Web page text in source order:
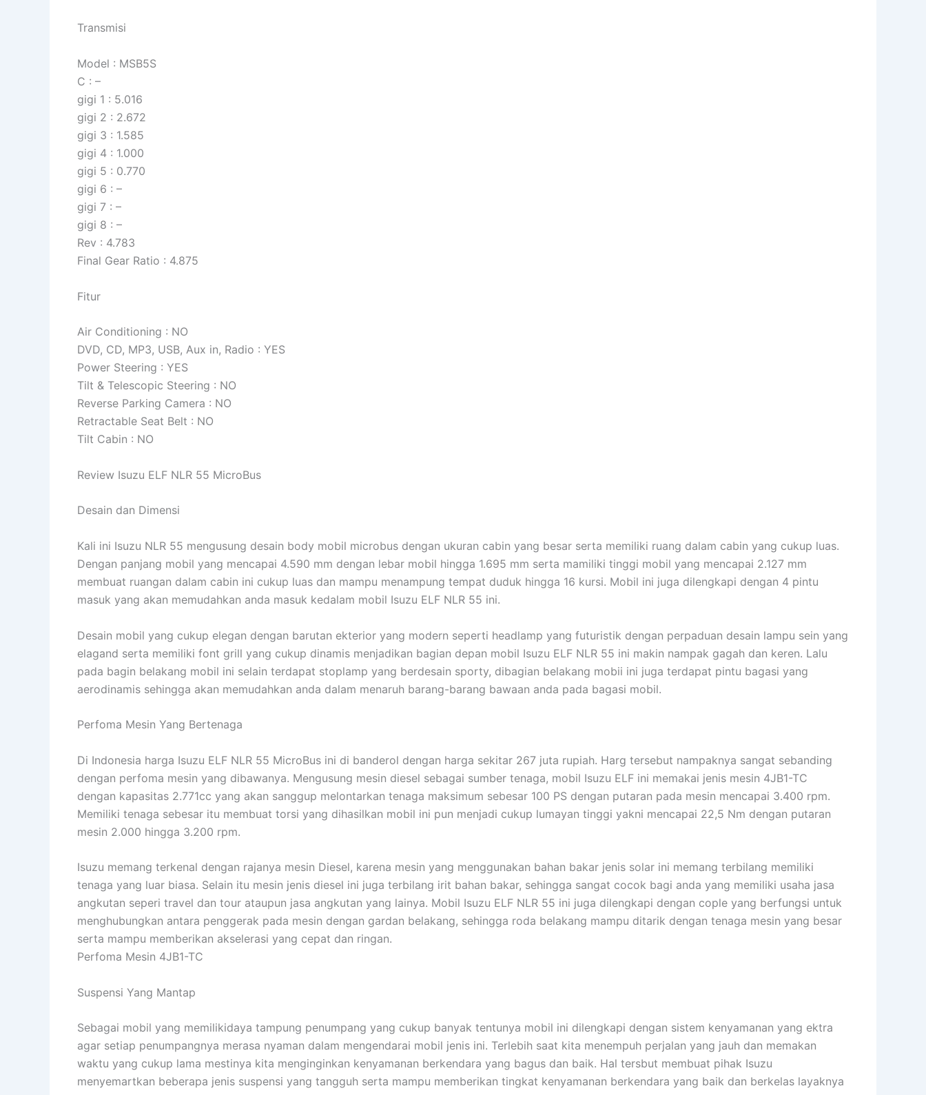
Transmisi
Model : MSB5S
C : –
gigi 1 : 5.016
gigi 2 : 2.672
gigi 3 : 1.585
gigi 4 : 1.000
gigi 5 : 0.770
gigi 6 : –
gigi 7 : –
gigi 8 : –
Rev : 4.783
Final Gear Ratio : 4.875
Fitur
Air Conditioning : NO
DVD, CD, MP3, USB, Aux in, Radio : YES
Power Steering : YES
Tilt & Telescopic Steering : NO
Reverse Parking Camera : NO
Retractable Seat Belt : NO
Tilt Cabin : NO
Review Isuzu ELF NLR 55 MicroBus
Desain dan Dimensi
Kali ini Isuzu NLR 55 mengusung desain body mobil microbus dengan ukuran cabin yang besar serta memiliki ruang dalam cabin yang cukup luas.
Dengan panjang mobil yang mencapai 4.590 mm dengan lebar mobil hingga 1.695 mm serta mamiliki tinggi mobil yang mencapai 2.127 mm
membuat ruangan dalam cabin ini cukup luas dan mampu menampung tempat duduk hingga 16 kursi. Mobil ini juga dilengkapi dengan 4 pintu
masuk yang akan memudahkan anda masuk kedalam mobil Isuzu ELF NLR 55 ini.
Desain mobil yang cukup elegan dengan barutan ekterior yang modern seperti headlamp yang futuristik dengan perpaduan desain lampu sein yang
elagand serta memiliki font grill yang cukup dinamis menjadikan bagian depan mobil Isuzu ELF NLR 55 ini makin nampak gagah dan keren. Lalu
pada bagin belakang mobil ini selain terdapat stoplamp yang berdesain sporty, dibagian belakang mobii ini juga terdapat pintu bagasi yang
aerodinamis sehingga akan memudahkan anda dalam menaruh barang-barang bawaan anda pada bagasi mobil.
Perfoma Mesin Yang Bertenaga
Di Indonesia harga Isuzu ELF NLR 55 MicroBus ini di banderol dengan harga sekitar 267 juta rupiah. Harg tersebut nampaknya sangat sebanding
dengan perfoma mesin yang dibawanya. Mengusung mesin diesel sebagai sumber tenaga, mobil Isuzu ELF ini memakai jenis mesin 4JB1-TC
dengan kapasitas 2.771cc yang akan sanggup melontarkan tenaga maksimum sebesar 100 PS dengan putaran pada mesin mencapai 3.400 rpm.
Memiliki tenaga sebesar itu membuat torsi yang dihasilkan mobil ini pun menjadi cukup lumayan tinggi yakni mencapai 22,5 Nm dengan putaran
mesin 2.000 hingga 3.200 rpm.
Isuzu memang terkenal dengan rajanya mesin Diesel, karena mesin yang menggunakan bahan bakar jenis solar ini memang terbilang memiliki
tenaga yang luar biasa. Selain itu mesin jenis diesel ini juga terbilang irit bahan bakar, sehingga sangat cocok bagi anda yang memiliki usaha jasa
angkutan seperi travel dan tour ataupun jasa angkutan yang lainya. Mobil Isuzu ELF NLR 55 ini juga dilengkapi dengan cople yang berfungsi untuk
menghubungkan antara penggerak pada mesin dengan gardan belakang, sehingga roda belakang mampu ditarik dengan tenaga mesin yang besar
serta mampu memberikan akselerasi yang cepat dan ringan.
Perfoma Mesin 4JB1-TC
Suspensi Yang Mantap
Sebagai mobil yang memilikidaya tampung penumpang yang cukup banyak tentunya mobil ini dilengkapi dengan sistem kenyamanan yang ektra
agar setiap penumpangnya merasa nyaman dalam mengendarai mobil jenis ini. Terlebih saat kita menempuh perjalan yang jauh dan memakan
waktu yang cukup lama mestinya kita menginginkan kenyamanan berkendara yang bagus dan baik. Hal tersbut membuat pihak Isuzu
menyemartkan beberapa jenis suspensi yang tangguh serta mampu memberikan tingkat kenyamanan berkendara yang baik dan berkelas layaknya